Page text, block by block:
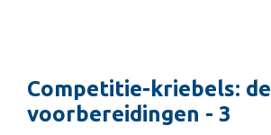
Competitie-kriebels: de
voorbereidingen - 3